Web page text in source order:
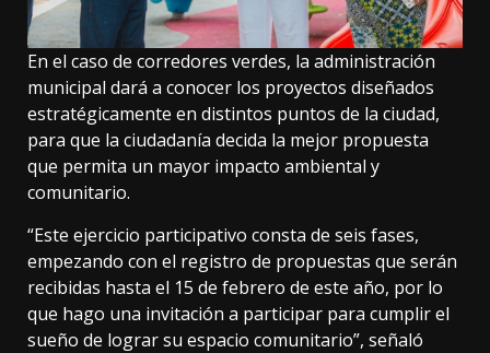
En el caso de corredores verdes, la administración
municipal dará a conocer los proyectos diseñados
estratégicamente en distintos puntos de la ciudad,
para que la ciudadanía decida la mejor propuesta
que permita un mayor impacto ambiental y
comunitario.
“Este ejercicio participativo consta de seis fases,
empezando con el registro de propuestas que serán
recibidas hasta el 15 de febrero de este año, por lo
que hago una invitación a participar para cumplir el
sueño de lograr su espacio comunitario”, señaló